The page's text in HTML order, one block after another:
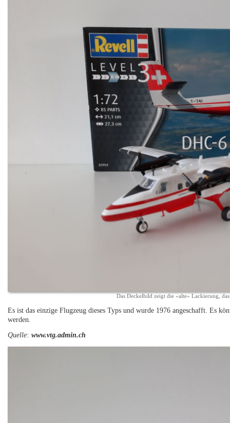
Das Deckelbild zeigt die «alte» Lackierung,
Es ist das einzige Flugzeug dieses Typs und wurde 1976 angeschafft. Es
werden.
Quelle:www.vtg.admin.ch